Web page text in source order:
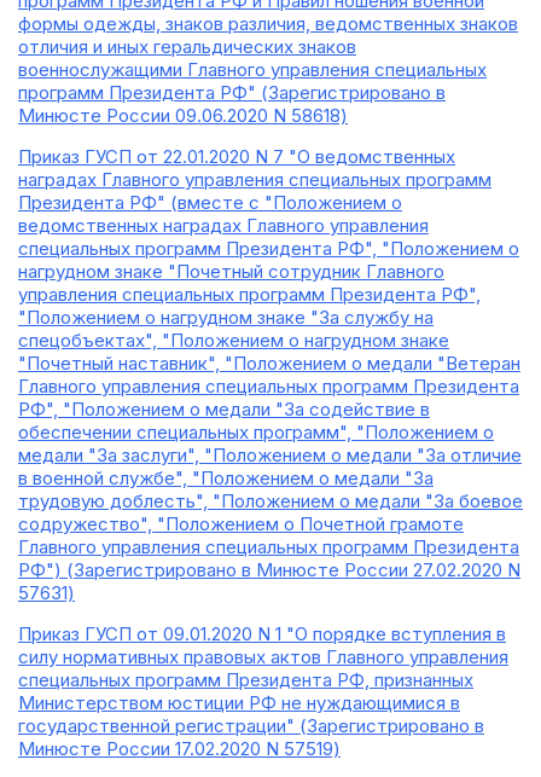
формы одежды, знаков различия, ведомственных знаков
отличия и иных геральдических знаков
военнослужащими Главного управления специальных
программ Президента РФ" (Зарегистрировано в
Минюсте России 09.06.2020 N 58618)
Приказ ГУСП от 22.01.2020 N 7 "О ведомственных
наградах Главного управления специальных программ
Президента РФ" (вместе с "Положением о
ведомственных наградах Главного управления
специальных программ Президента РФ", "Положением о
нагрудном знаке "Почетный сотрудник Главного
управления специальных программ Президента РФ",
"Положением о нагрудном знаке "За службу на
спецобъектах", "Положением о нагрудном знаке
"Почетный наставник", "Положением о медали "Ветеран
Главного управления специальных программ Президента
РФ", "Положением о медали "За содействие в
обеспечении специальных программ", "Положением о
медали "За заслуги", "Положением о медали "За отличие
в военной службе", "Положением о медали "За
трудовую доблесть", "Положением о медали "За боевое
содружество", "Положением о Почетной грамоте
Главного управления специальных программ Президента
РФ") (Зарегистрировано в Минюсте России 27.02.2020 N
57631)
Приказ ГУСП от 09.01.2020 N 1 "О порядке вступления в
силу нормативных правовых актов Главного управления
специальных программ Президента РФ, признанных
Министерством юстиции РФ не нуждающимися в
государственной регистрации" (Зарегистрировано в
Минюсте России 17.02.2020 N 57519)